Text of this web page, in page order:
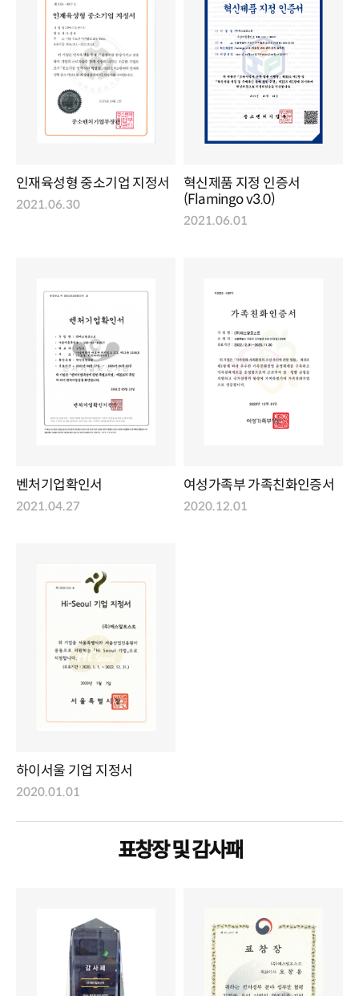
인재육성형 중소기업 지정서
2021.06.30
혁신제품 지정 인증서
(Flamingo v3.0)
2021.06.01
벤처기업확인서
2021.04.27
여성가족부 가족친화인증서
2020.12.01
하이서울 기업 지정서
2020.01.01
표창장 및 감사패